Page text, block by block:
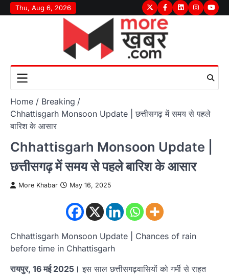
Skip
to
Thu, Aug 6, 2026 TwitterFacebook
LinkedInInstagram
Home
Breaking
Chhattisgarh Monsoon Update | छत्तीसगढ़ में समय से पहले
बारिश के आसार
Chhattisgarh Monsoon Update |
छत्तीसगढ़ में समय से पहले बारिश के आसार
More Khabar May 16, 2025
Chhattisgarh Monsoon Update | Chances of rain
before time in Chhattisgarh
रायपुर, 16 मई 2025। इस साल छत्तीसगढ़वासियों को गर्मी से राहत